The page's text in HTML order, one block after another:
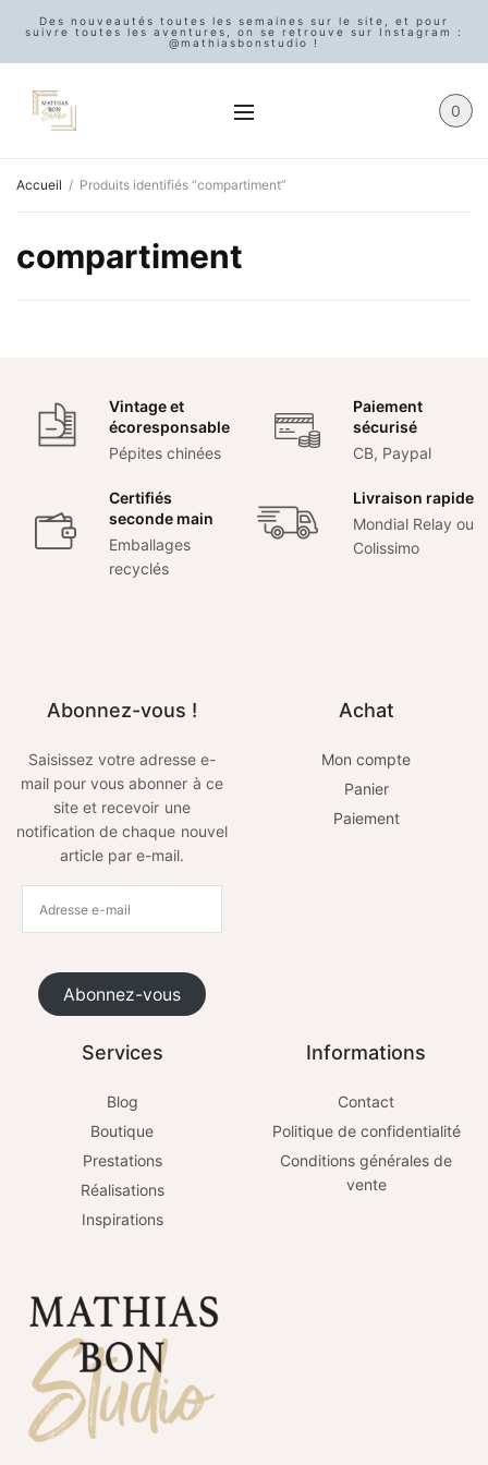
Des nouveautés toutes les semaines sur le site, et pour
suivre toutes les aventures, on se retrouve sur Instagram :
@mathiasbonstudio !
0
Accueil / Produits identifiés “compartiment”
compartiment
Vintage et
écoresponsable
Pépites chinées
Paiement
sécurisé
CB, Paypal
Certifiés
seconde main
Emballages
recyclés
Livraison rapide
Mondial Relay ou
Colissimo
Abonnez-vous !
Saisissez votre adresse e-
mail pour vous abonner à ce
site et recevoir une
notification de chaque nouvel
article par e-mail.
Abonnez-vous
Achat
Mon compte
Panier
Paiement
Services
Blog
Boutique
Prestations
Réalisations
Inspirations
Informations
Contact
Politique de confidentialité
Conditions générales de
vente